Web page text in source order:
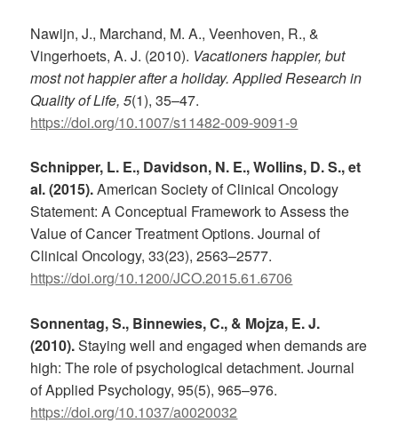
Nawijn, J., Marchand, M. A., Veenhoven, R., &
Vingerhoets, A. J. (2010). Vacationers happier, but
most not happier after a holiday. Applied Research in
Quality of Life, 5(1), 35–47.
https://doi.org/10.1007/s11482-009-9091-9
Schnipper, L. E., Davidson, N. E., Wollins, D. S., et
al. (2015).American Society of Clinical Oncology
Statement: A Conceptual Framework to Assess the
Value of Cancer Treatment Options. Journal of
Clinical Oncology, 33(23), 2563–2577.
https://doi.org/10.1200/JCO.2015.61.6706
Sonnentag, S., Binnewies, C., & Mojza, E. J.
(2010).Staying well and engaged when demands are
high: The role of psychological detachment. Journal
of Applied Psychology, 95(5), 965–976.
https://doi.org/10.1037/a0020032